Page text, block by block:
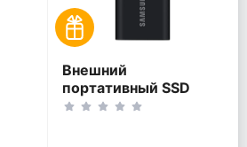
Внешний
портативный SSD
накопитель Samsung